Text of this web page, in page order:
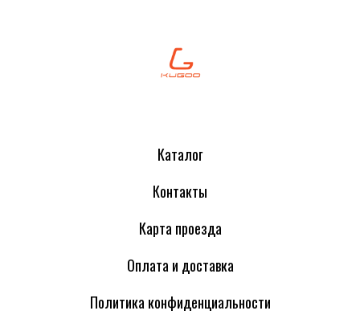
Каталог
Контакты
Карта проезда
Оплата и доставка
Политика конфиденциальности